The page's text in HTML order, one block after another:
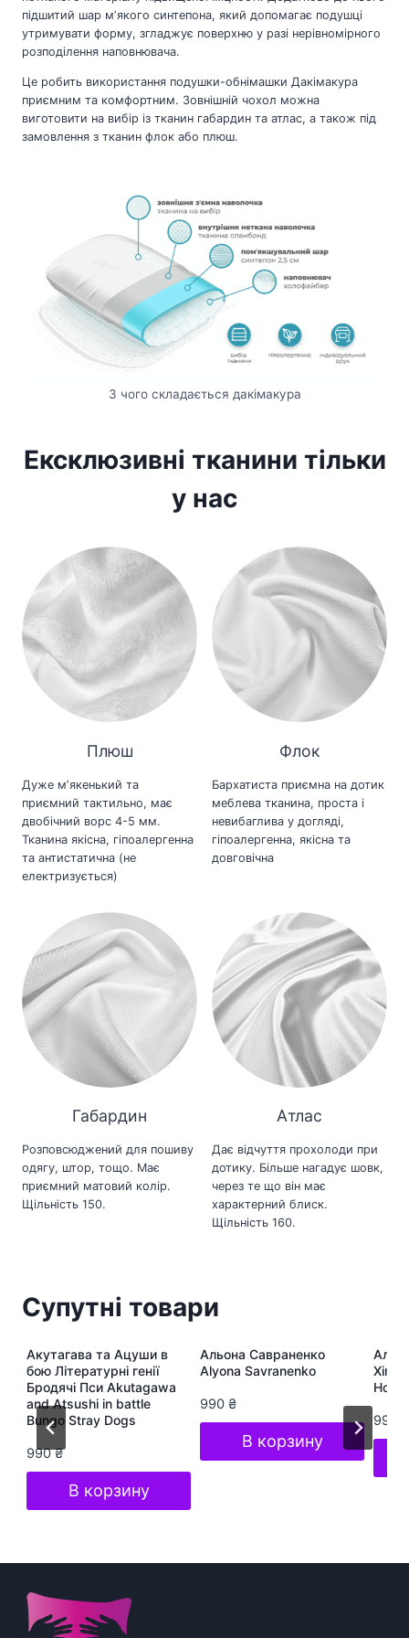
підшитий шар мʼякого синтепона, який допомагає подушці
утримувати форму, згладжує поверхню у разі нерівномірного
розподілення наповнювача.
Це робить використання подушки-обнімашки Дакімакура
приємним та комфортним. Зовнішній чохол можна
виготовити на вибір із тканин габардин та атлас, а також під
замовлення з тканин флок або плюш.
З чого складається дакімакура
Ексклюзивні тканини тільки
у нас
Плюш
Дуже мʼякенький та
приємний тактильно, має
двобічний ворс 4-5 мм.
Тканина якісна, гіпоалергенна
та антистатична (не
електризується)
Флок
Бархатиста приємна на дотик
меблева тканина, проста і
невибаглива у догляді,
гіпоалергенна, якісна та
довговічна
Габардин
Розповсюджений для пошиву
одягу, штор, тощо. Має
приємний матовий колір.
Щільність 150.
Атлас
Дає відчуття прохолоди при
дотику. Більше нагадує шовк,
через те що він має
характерний блиск.
Щільність 160.
Супутні товари
Акутагава та Ацуши в
бою Літературні генії
Бродячі Пси Akutagawa
and Atsushi in battle
Bungo Stray Dogs
990₴
В корзину
Альона Савраненко
Alyona Savranenko
990 ₴
В корзину
Хіп-
Hop
990